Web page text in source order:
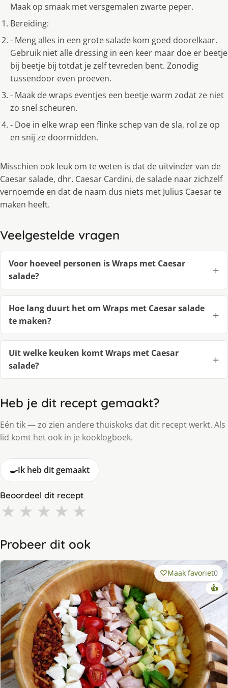
Maak op smaak met versgemalen zwarte peper.
Bereiding:
- Meng alles in een grote salade kom goed doorelkaar.
Gebruik niet alle dressing in een keer maar doe er beetje
bij beetje bij totdat je zelf tevreden bent. Zonodig
tussendoor even proeven.
- Maak de wraps eventjes een beetje warm zodat ze niet
zo snel scheuren.
- Doe in elke wrap een flinke schep van de sla, rol ze op
en snij ze doormidden.
Misschien ook leuk om te weten is dat de uitvinder van de
Caesar salade, dhr. Caesar Cardini, de salade naar zichzelf
vernoemde en dat de naam dus niets met Julius Caesar te
maken heeft.
Veelgestelde vragen
Voor hoeveel personen is Wraps met Caesar
salade?
Hoe lang duurt het om Wraps met Caesar salade
te maken?
Uit welke keuken komt Wraps met Caesar
salade?
Heb je dit recept gemaakt?
Eén tik — zo zien andere thuiskoks dat dit recept werkt. Als
lid komt het ook in je kooklogboek.
🍳Ik heb dit gemaakt
Beoordeel dit recept
★ ★ ★ ★ ★
Probeer dit ook
Maak favoriet0
👍